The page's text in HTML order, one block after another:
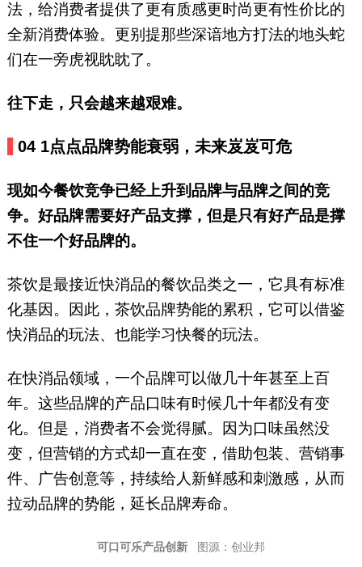
法，给消费者提供了更有质感更时尚更有性价比的
全新消费体验。更别提那些深谙地方打法的地头蛇
们在一旁虎视眈眈了。
往下走，只会越来越艰难。
04 1点点品牌势能衰弱，未来岌岌可危
现如今餐饮竞争已经上升到品牌与品牌之间的竞
争。好品牌需要好产品支撑，但是只有好产品是撑
不住一个好品牌的。
茶饮是最接近快消品的餐饮品类之一，它具有标准
化基因。因此，茶饮品牌势能的累积，它可以借鉴
快消品的玩法、也能学习快餐的玩法。
在快消品领域，一个品牌可以做几十年甚至上百
年。这些品牌的产品口味有时候几十年都没有变
化。但是，消费者不会觉得腻。因为口味虽然没
变，但营销的方式却一直在变，借助包装、营销事
件、广告创意等，持续给人新鲜感和刺激感，从而
拉动品牌的势能，延长品牌寿命。
可口可乐产品创新 图源：创业邦